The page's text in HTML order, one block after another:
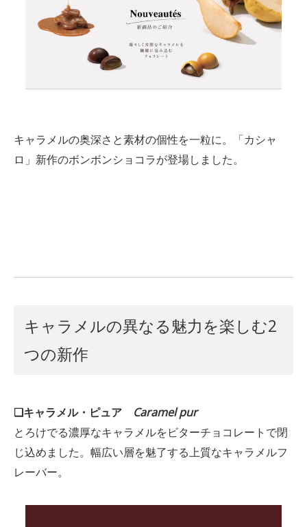
キャラメルの奥深さと素材の個性を一粒に。「カシャ
ロ」新作のボンボンショコラが登場しました。
キャラメルの異なる魅力を楽しむ2
つの新作
❑キャラメル・ピュア
Caramel pur
とろけでる濃厚なキャラメルをビターチョコレートで閉
じ込めました。幅広い層を魅了する上質なキャラメルフ
レーバー。